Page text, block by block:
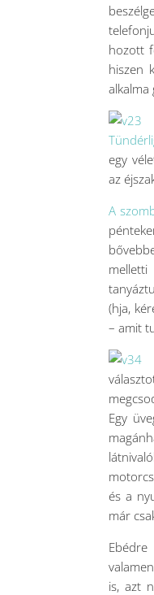
hozott
hiszen
alkalma
egy
az
A
(hja,
– amit
Egy
és a
már
is, azt